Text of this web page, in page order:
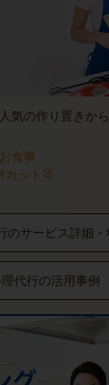
気の作り置きか
食事
カット等
のサービス詳細・
代行の活用事例